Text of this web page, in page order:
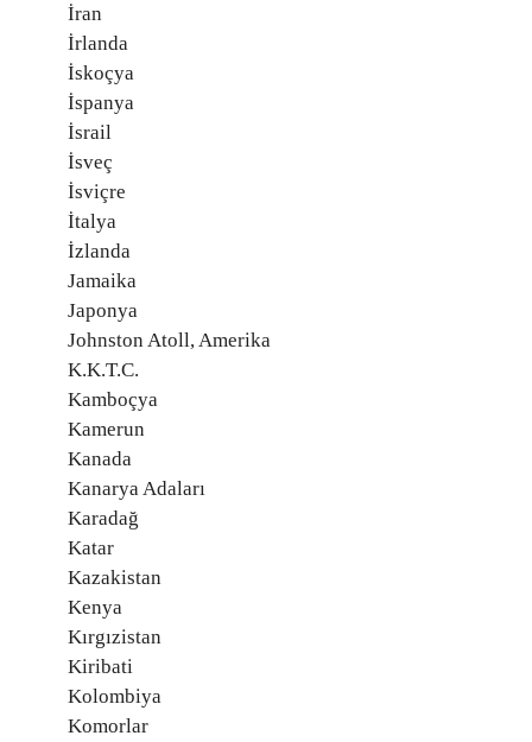
İran
İrlanda
İskoçya
İspanya
İsrail
İsveç
İsviçre
İtalya
İzlanda
Jamaika
Japonya
Johnston Atoll, Amerika
K.K.T.C.
Kamboçya
Kamerun
Kanada
Kanarya Adaları
Karadağ
Katar
Kazakistan
Kenya
Kırgızistan
Kiribati
Kolombiya
Komorlar